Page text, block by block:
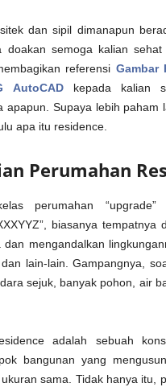
dan sipil dimanapun
doakan semoga kalian
referensi Gambar
AutoCADkepada kalian
apapun. Supaya lebih paham
apa itu residence.
Perumahan
perumahan
biasanya tempatnya
mengandalkan
lain-lain. Gampangnya,
sejuk, banyak pohon, air
adalah sebuah
bangunan yang
sama. Tidak hanya itu,